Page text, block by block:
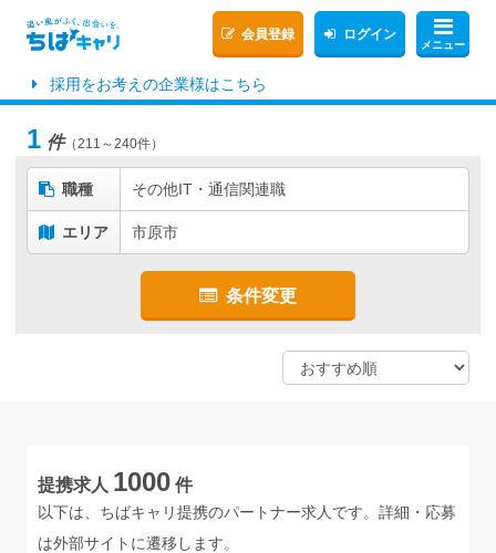
メニュー
会員登録 ログイン
採用をお考えの企業様はこちら
1 件（211～240件）
職種 その他IT・通信関連職
エリア 市原市
条件変更
提携求人 1000 件
以下は、ちばキャリ提携のパートナー求人です。詳細・応募
は外部サイトに遷移します。